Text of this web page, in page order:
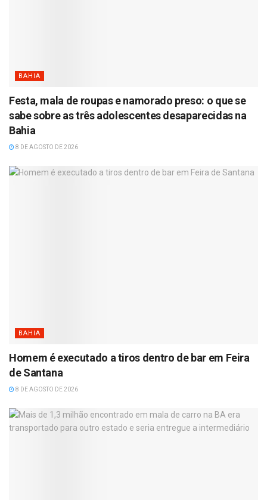
BAHIA
Festa, mala de roupas e namorado preso: o que se
sabe sobre as três adolescentes desaparecidas na
Bahia
8 DE AGOSTO DE 2026
BAHIA
Homem é executado a tiros dentro de bar em Feira
de Santana
8 DE AGOSTO DE 2026